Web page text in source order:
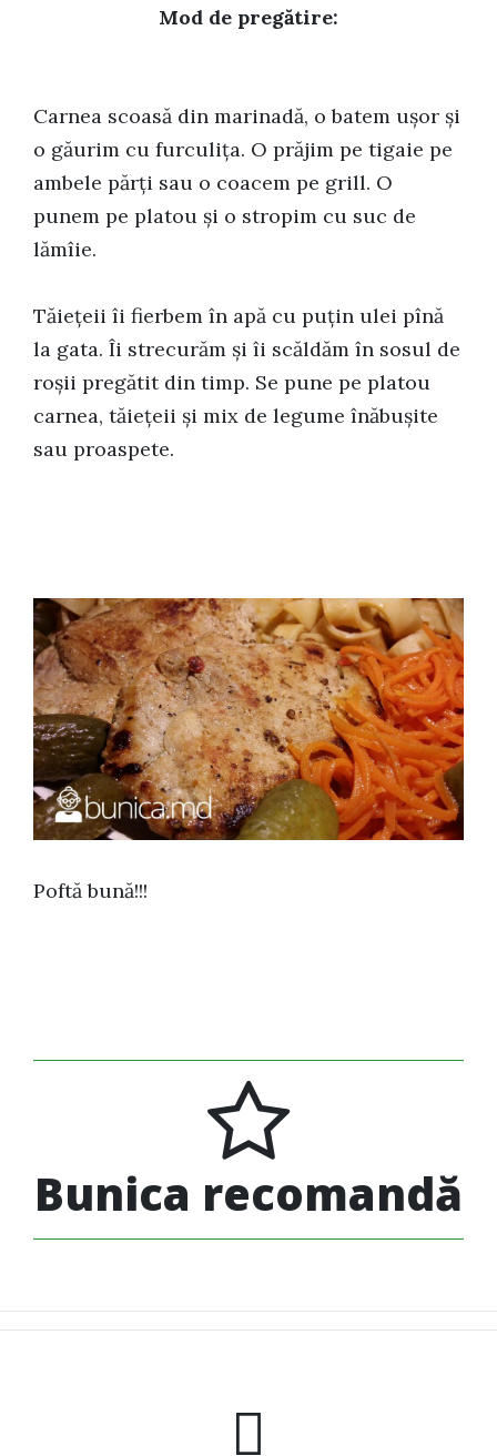
Mod de pregătire:
Carnea scoasă din marinadă, o batem ușor și
o găurim cu furculița. O prăjim pe tigaie pe
ambele părți sau o coacem pe grill. O
punem pe platou și o stropim cu suc de
lămîie.
Tăiețeii îi fierbem în apă cu puțin ulei pînă
la gata. Îi strecurăm și îi scăldăm în sosul de
roșii pregătit din timp. Se pune pe platou
carnea, tăiețeii și mix de legume înăbușite
sau proaspete.
Poftă bună!!!
Bunica recomandă